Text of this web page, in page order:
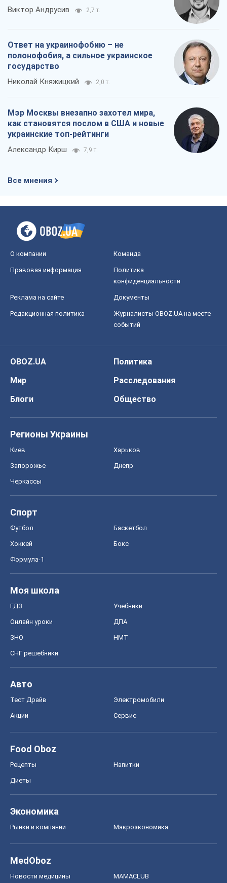
Виктор Андрусив 2,7 т.
Ответ на украинофобию – не
полонофобия, а сильное украинское
государство
Николай Княжицкий 2,0 т.
Мэр Москвы внезапно захотел мира,
как становятся послом в США и новые
украинские топ-рейтинги
Александр Кирш 7,9 т.
Все мнения
О компании Команда
Правовая информация
Политика
конфиденциальности
Реклама на сайте Документы
Редакционная политика
Журналисты OBOZ.UA на месте
событий
OBOZ.UA
Политика
Мир
Расследования
Блоги
Общество
Регионы Украины
Киев Харьков
Запорожье Днепр
Черкассы
Спорт
Футбол Баскетбол
Хоккей Бокс
Формула-1
Моя школа
ГДЗ Учебники
Онлайн уроки ДПА
ЗНО НМТ
СНГ решебники
Авто
Тест Драйв Электромобили
Акции Сервис
Food Oboz
Рецепты Напитки
Диеты
Экономика
Рынки и компании Mакроэкономика
MedOboz
Новости медицины MAMACLUB